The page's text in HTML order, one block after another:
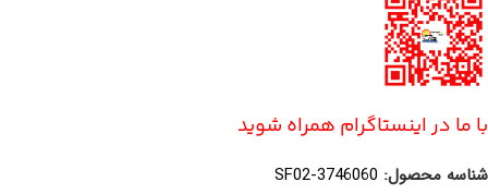
با ما در اینستاگرام همراه شوید
شناسه محصول: 3746060-SF02